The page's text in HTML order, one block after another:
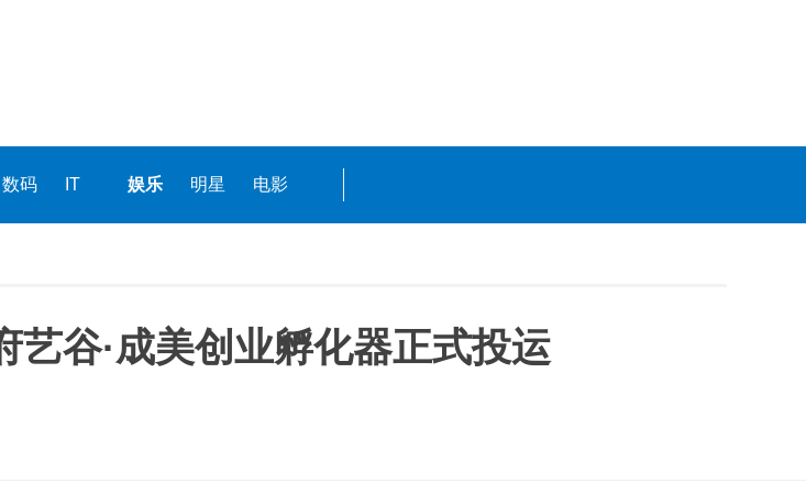
数码 IT 娱乐 明星 电影
谷·成美创业孵化器正式投运